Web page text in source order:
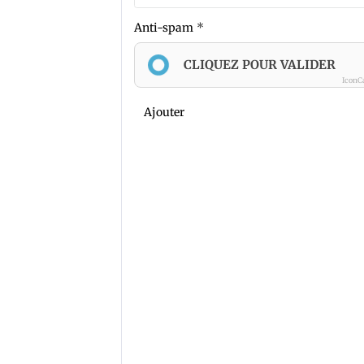
Anti-spam
CLIQUEZ POUR VALIDER
Ajouter